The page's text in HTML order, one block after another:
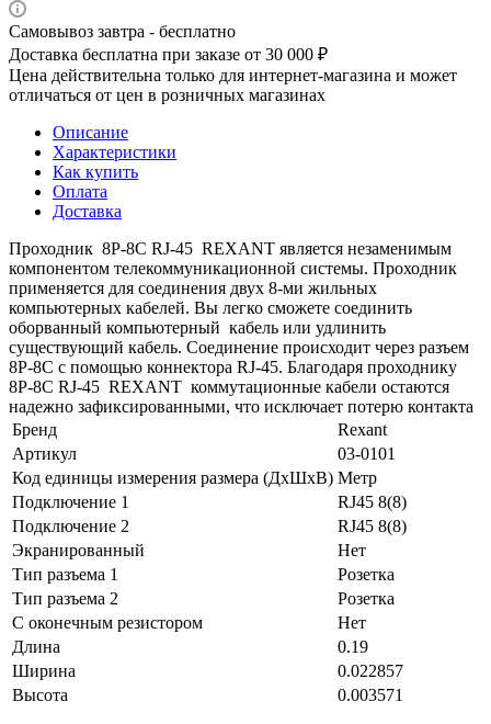
Самовывоз завтра - бесплатно
Доставка бесплатна при заказе от 30 000 ₽
Цена действительна только для интернет-магазина и может
отличаться от цен в розничных магазинах
Описание
Характеристики
Как купить
Оплата
Доставка
Проходник 8Р-8С RJ-45 REXANT является незаменимым
компонентом телекоммуникационной системы. Проходник
применяется для соединения двух 8-ми жильных
компьютерных кабелей. Вы легко сможете соединить
оборванный компьютерный кабель или удлинить
существующий кабель. Соединение происходит через разъем
8Р-8С с помощью коннектора RJ-45. Благодаря проходнику
8Р-8С RJ-45 REXANT коммутационные кабели остаются
надежно зафиксированными, что исключает потерю контакта
Бренд
Rexant
Артикул
03-0101
Код единицы измерения размера (ДхШхВ) Метр
Подключение 1
RJ45 8(8)
Подключение 2
RJ45 8(8)
Экранированный
Нет
Тип разъема 1
Розетка
Тип разъема 2
Розетка
С оконечным резистором
Нет
Длина
0.19
Ширина
0.022857
Высота
0.003571